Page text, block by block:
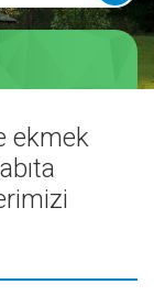
ekmek